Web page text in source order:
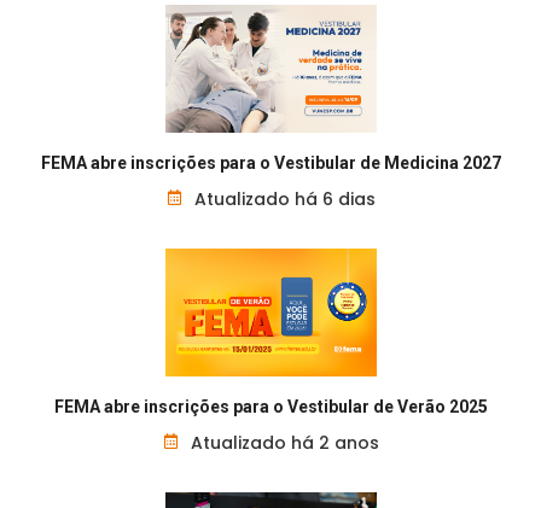
FEMA abre inscrições para o Vestibular de Medicina 2027
Atualizado há 6 dias
FEMA abre inscrições para o Vestibular de Verão 2025
Atualizado há 2 anos